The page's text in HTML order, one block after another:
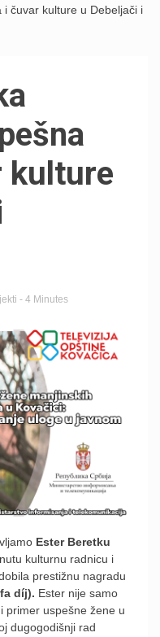
čuvar kulture u Debeljači i
kulture
- 4 Minutes
Ester Beretku
kulturnu radnicu i
prestižnu nagradu
díj). Ester nije samo
primer uspešne žene u
dugogodišnji rad